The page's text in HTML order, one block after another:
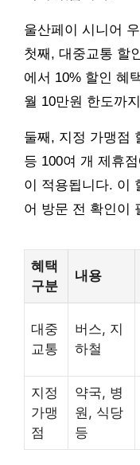
울산페이 시니어
첫째, 대중교통 할
에서 10% 할인 혜
월 10만원 한도까
둘째, 지정 가맹점
등 100여 개 제휴
이 적용됩니다. 이
어 방문 전 확인이
혜택
구분
내용
대중
교통
버스, 지
하철
지정
가맹
점
약국, 병
원, 식당
등